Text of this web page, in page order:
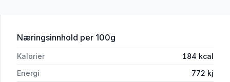
Næringsinnhold for 'Kvelde Speltbrød 700g Den
per 100g
Kalorier 184 kcal
Energi
772 kj